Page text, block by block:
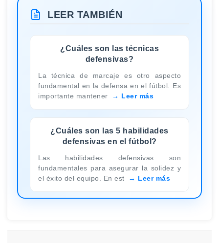
LEER TAMBIÉN
¿Cuáles son las técnicas
defensivas?
La técnica de marcaje es otro aspecto
fundamental en la defensa en el fútbol. Es
importante mantener
Leer más
¿Cuáles son las 5 habilidades
defensivas en el fútbol?
Las habilidades defensivas son
fundamentales para asegurar la solidez y
el éxito del equipo. En est
Leer más